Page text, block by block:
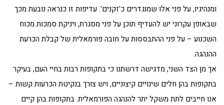
ומנהיגיו, על פני אלו שמוגדרים כ'זקנים'. עדיפות זו כנראה נובעת מכך
שבאופן עקרוני יש להעדיף תוכן על פני מסגרת, ויניקת סמכות מכוח
השכנוע – על פני ההתבססות על חובה פורמאלית של קבלת הכרעת
ההנהגה.
אך מן הצד השני, מדגישה דרשתנו כי בתקופות רבות בחיי העם, בעיקר
בתקופות בהן חלים שינויים קיצוניים, ויש צורך בנקיטת הכרעות קשות –
אנו חייבים לתת משקל יתר להנהגה הפורמאלית. בתקופות בהן קיים